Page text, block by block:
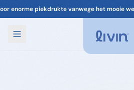
enorme piekdrukte vanwege het mooie